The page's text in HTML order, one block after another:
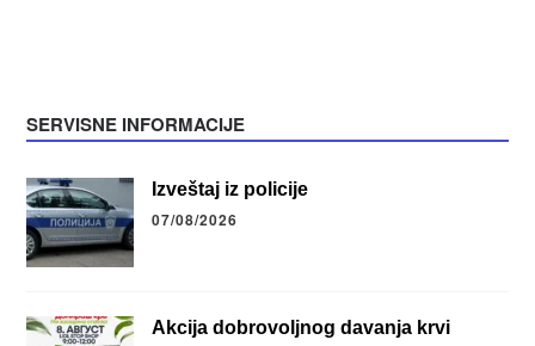
SERVISNE INFORMACIJE
Izveštaj iz policije
07/08/2026
Akcija dobrovoljnog davanja krvi